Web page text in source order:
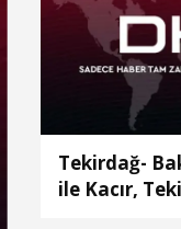
Tekirdağ-
ile Kacır,